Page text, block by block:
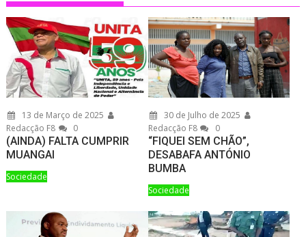
13 de Março de 2025
Redacção F8
0
(AINDA) FALTA CUMPRIR
MUANGAI
Sociedade
30 de Julho de 2025
Redacção F8
0
“FIQUEI SEM CHÃO”,
DESABAFA ANTÓNIO
BUMBA
Sociedade